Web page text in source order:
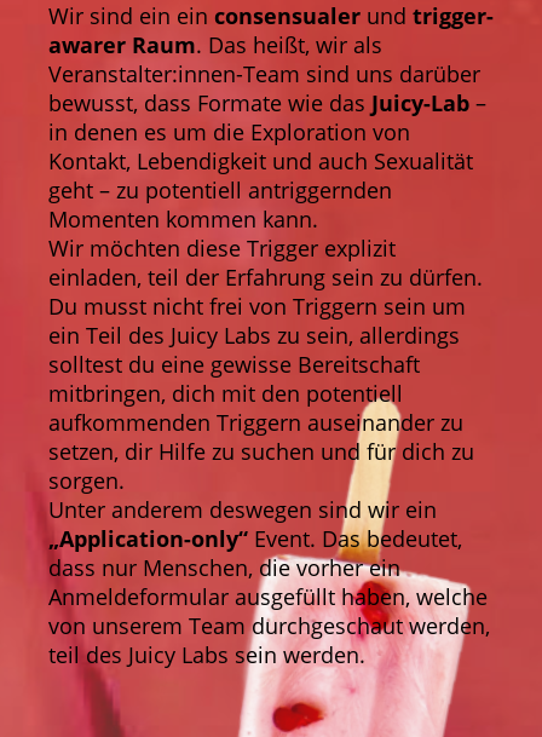
Wir sind ein ein consensualer und trigger-
awarer Raum. Das heißt, wir als
Veranstalter:innen-Team sind uns darüber
bewusst, dass Formate wie das Juicy-Lab –
in denen es um die Exploration von
Kontakt, Lebendigkeit und auch Sexualität
geht – zu potentiell antriggernden
Momenten kommen kann.
Wir möchten diese Trigger explizit
einladen, teil der Erfahrung sein zu dürfen.
Du musst nicht frei von Triggern sein um
ein Teil des Juicy Labs zu sein, allerdings
solltest du eine gewisse Bereitschaft
mitbringen, dich mit den potentiell
aufkommenden Triggern auseinander zu
setzen, dir Hilfe zu suchen und für dich zu
sorgen.
Unter anderem deswegen sind wir ein
„Application-only“ Event. Das bedeutet,
dass nur Menschen, die vorher ein
Anmeldeformular ausgefüllt haben, welche
von unserem Team durchgeschaut werden,
teil des Juicy Labs sein werden.